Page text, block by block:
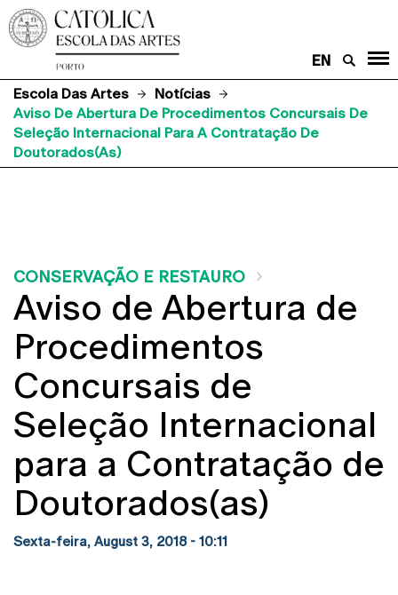
EN
Escola Das Artes
Notícias
Aviso De Abertura De Procedimentos Concursais De
Seleção Internacional Para A Contratação De
Doutorados(as)
CONSERVAÇÃO E RESTAURO
Aviso de Abertura de
Procedimentos
Concursais de
Seleção Internacional
para a Contratação de
Doutorados(as)
Sexta-feira, August 3, 2018 - 10:11